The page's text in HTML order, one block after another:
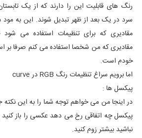
رنگ های قابلیت این را دارند که از یک
سرد در یک بعد از ظهر تبدیل شوند. این به مود
مقادیری که برای تنظیمات استفاده می
مقادیری که من شخصا استفاده می کنم صرفا
خودم است.
اما برویم سراغ تنظیمات رنگ RGB در curve
پیکسل ها :
در اینجا من می خواهم توجه شما را به این
پیکسل چه اتفاقی رخ می دهد عکسی را باز کنید
نباشید بیشتر زوم کنید.